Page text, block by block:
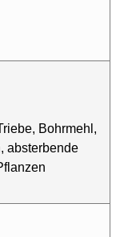
Bohrmehl,
absterbende